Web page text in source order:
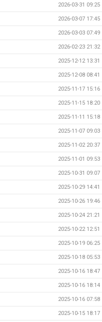
2026-03-31 09:25
2026-03-07 17:45
2026-03-03 07:49
2026-02-23 21:32
2025-12-12 13:31
2025-12-08 08:41
2025-11-17 15:16
2025-11-15 18:20
2025-11-11 15:18
2025-11-07 09:03
2025-11-02 20:37
2025-11-01 09:53
2025-10-31 09:07
2025-10-29 14:41
2025-10-26 19:46
2025-10-24 21:21
2025-10-22 12:51
2025-10-19 06:25
2025-10-18 05:53
2025-10-16 18:47
2025-10-16 18:14
2025-10-16 07:58
2025-10-15 18:17